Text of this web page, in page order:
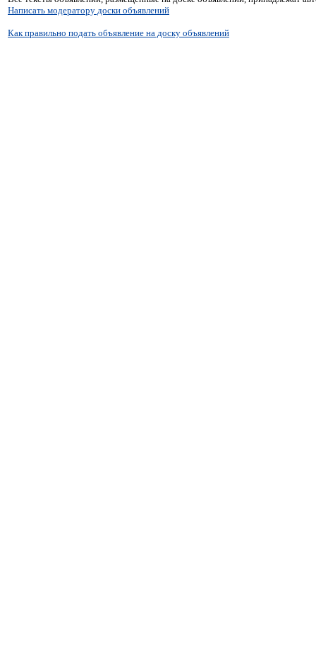
Написать модератору доски объявлений
Как правильно подать объявление на доску объявлений